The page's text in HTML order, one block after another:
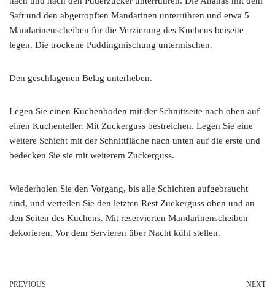
Saft und den abgetropften Mandarinen unterrühren und etwa 5
Mandarinenscheiben für die Verzierung des Kuchens beiseite
legen. Die trockene Puddingmischung untermischen.
Den geschlagenen Belag unterheben.
Legen Sie einen Kuchenboden mit der Schnittseite nach oben auf
einen Kuchenteller. Mit Zuckerguss bestreichen. Legen Sie eine
weitere Schicht mit der Schnittfläche nach unten auf die erste und
bedecken Sie sie mit weiterem Zuckerguss.
Wiederholen Sie den Vorgang, bis alle Schichten aufgebraucht
sind, und verteilen Sie den letzten Rest Zuckerguss oben und an
den Seiten des Kuchens. Mit reservierten Mandarinenscheiben
dekorieren. Vor dem Servieren über Nacht kühl stellen.
PREVIOUS NEXT